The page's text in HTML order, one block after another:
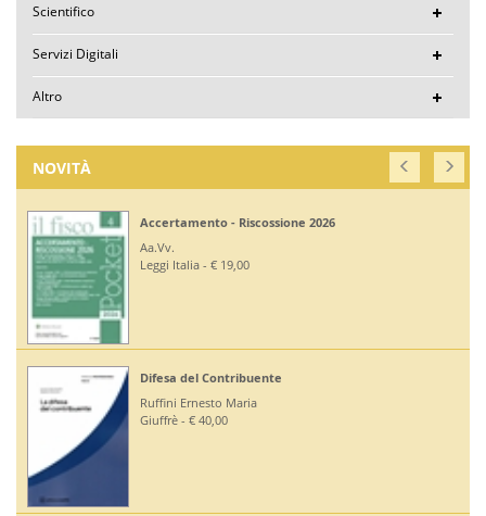
Scientifico
Servizi Digitali
Altro
NOVITÀ
Accertamento - Riscossione 2026
Aa.Vv.
Leggi Italia - € 19,00
Difesa del Contribuente
Ruffini Ernesto Maria
Giuffrè - € 40,00